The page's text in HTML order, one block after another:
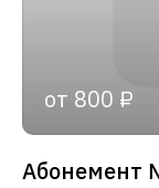
от 800 ₽